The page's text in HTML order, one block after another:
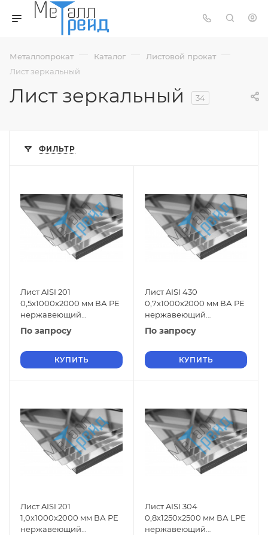
Металлопрокат — Каталог — Листовой прокат —
Лист зеркальный
Лист зеркальный 34
ФИЛЬТР
Лист AISI 201
0,5x1000x2000 мм ВА РЕ
нержавеющий
зеркальный
По запросу
КУПИТЬ
Лист AISI 430
0,7x1000x2000 мм ВА РЕ
нержавеющий
зеркальный
По запросу
КУПИТЬ
Лист AISI 201
1,0x1000x2000 мм ВА РЕ
нержавеющий
Лист AISI 304
0,8x1250x2500 мм ВА LРЕ
нержавеющий